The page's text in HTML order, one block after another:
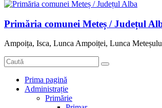
Primăria comunei Meteș / Județul
Ampoița, Isca, Lunca Ampoiței, Lunca
Prima pagină
Administrație
Primărie